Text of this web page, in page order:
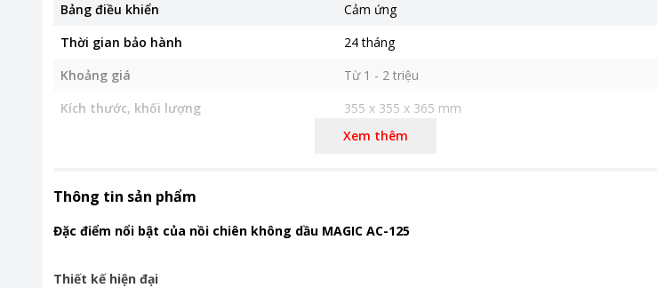
Bảng điều khiển
Cảm ứng
Thời gian bảo hành
24 tháng
Khoảng giá
Từ 1 - 2 triệu
Kích thước, khối lượng
355 x 355 x 365 mm
Trọng lượng: 1.2 kg
Xem thêm
Thông tin sản phẩm
Đặc điểm nổi bật của nồi chiên không dầu MAGIC AC-125
Thiết kế hiện đại